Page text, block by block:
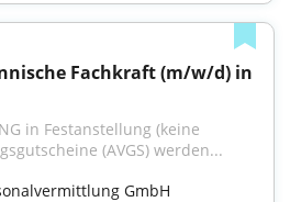
Fachkraft (m/w/d) in
in Festanstellung (keine
(AVGS) werden...
GmbH